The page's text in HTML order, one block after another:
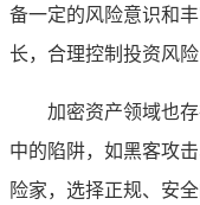
备一定的风险意识和
长，合理控制投资风
加密资产领域也
中的陷阱，如黑客攻
险家，选择正规、安